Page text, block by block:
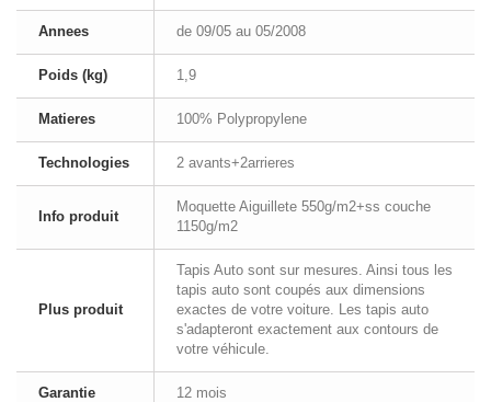
Annees de 09/05 au 05/2008
Poids (kg) 1,9
Matieres 100% Polypropylene
Technologies 2 avants+2arrieres
Info produit
Moquette Aiguillete 550g/m2+ss couche
1150g/m2
Plus produit
Tapis Auto sont sur mesures. Ainsi tous les
tapis auto sont coupés aux dimensions
exactes de votre voiture. Les tapis auto
s'adapteront exactement aux contours de
votre véhicule.
Garantie 12 mois